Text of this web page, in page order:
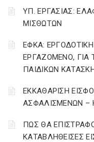
ΥΠ. ΕΡΓΑΣΙΑΣ:
ΜΙΣΘΩΤΩΝ
ΕΦΚΑ:
ΕΡΓΑΖΟΜΕΝΟ, ΓΙΑ
ΠΑΙΔΙΚΩΝ
ΕΚΚΑΘΑΡΙΣΗ
ΑΣΦΑΛΙΣΜΕΝΩΝ –
ΠΩΣ ΘΑ
ΚΑΤΑΒΛΗΘΕΙΣΕΣ